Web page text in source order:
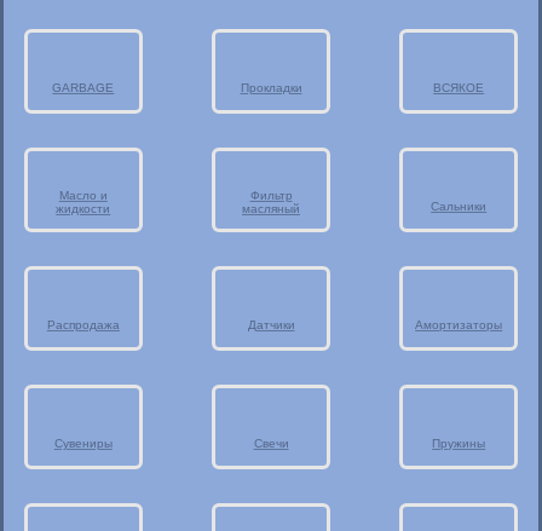
GARBAGE Прокладки ВСЯКОЕ
Масло и
жидкости
Фильтр
масляный
Сальники
Распродажа Датчики Амортизаторы
Сувениры Свечи Пружины